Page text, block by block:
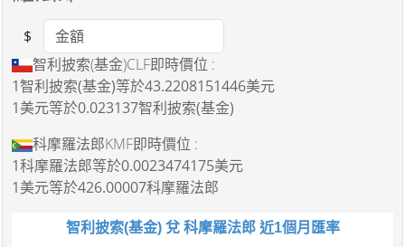
Amount
$
智利披索(基金)CLF即時價位 :
1智利披索(基金)等於43.2208151446美元
1美元等於0.023137智利披索(基金)
科摩羅法郎KMF即時價位 :
1科摩羅法郎等於0.0023474175美元
1美元等於426.00007科摩羅法郎
智利披索(基金) 兌 科摩羅法郎 近1個月匯率